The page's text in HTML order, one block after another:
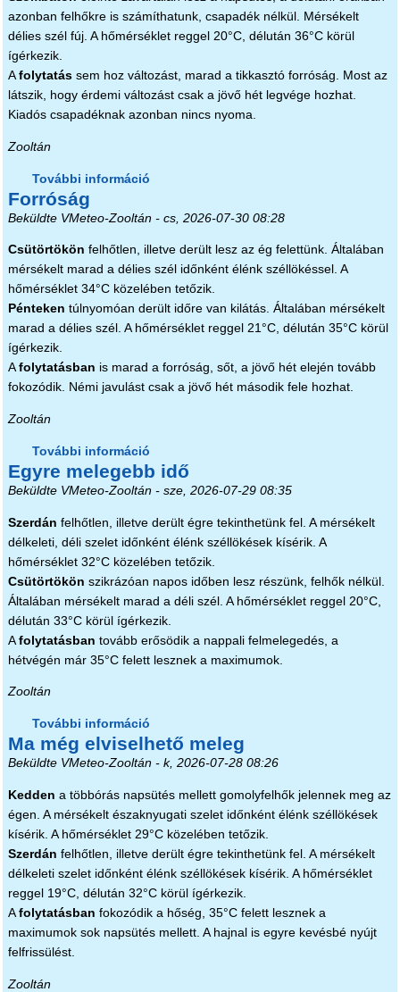
azonban felhőkre is számíthatunk, csapadék nélkül. Mérsékelt
délies szél fúj. A hőmérséklet reggel 20°C, délután 36°C körül
ígérkezik.
Afolytatássem hoz változást, marad a tikkasztó forróság. Most az
látszik, hogy érdemi változást csak a jövő hét legvége hozhat.
Kiadós csapadéknak azonban nincs nyoma.
Zooltán
További információ
Forróság
Beküldte VMeteo-Zooltán- cs, 2026-07-30 08:28
Csütörtökön felhőtlen, illetve derült lesz az ég felettünk. Általában
mérsékelt marad a délies szél időnként élénk széllökéssel. A
hőmérséklet 34°C közelében tetőzik.
Pénteken túlnyomóan derült időre van kilátás. Általában mérsékelt
marad a délies szél. A hőmérséklet reggel 21°C, délután 35°C körül
ígérkezik.
Afolytatásban is marad a forróság, sőt, a jövő hét elején tovább
fokozódik. Némi javulást csak a jövő hét második fele hozhat.
Zooltán
További információ
Egyre melegebb idő
Beküldte VMeteo-Zooltán- sze, 2026-07-29 08:35
Szerdán felhőtlen, illetve derült égre tekinthetünk fel. A mérsékelt
délkeleti, déli szelet időnként élénk széllökések kísérik. A
hőmérséklet 32°C közelében tetőzik.
Csütörtökön szikrázóan napos időben lesz részünk, felhők nélkül.
Általában mérsékelt marad a déli szél. A hőmérséklet reggel 20°C,
délután 33°C körül ígérkezik.
A folytatásban tovább erősödik a nappali felmelegedés, a
hétvégén már 35°C felett lesznek a maximumok.
Zooltán
További információ
kapcsolatosan
Ma még elviselhető meleg
Beküldte VMeteo-Zooltán- k, 2026-07-28 08:26
Kedden a többórás napsütés mellett gomolyfelhők jelennek meg az
égen. A mérsékelt északnyugati szelet időnként élénk széllökések
kísérik. A hőmérséklet 29°C közelében tetőzik.
Szerdán felhőtlen, illetve derült égre tekinthetünk fel. A mérsékelt
délkeleti szelet időnként élénk széllökések kísérik. A hőmérséklet
reggel 19°C, délután 32°C körül ígérkezik.
A folytatásban fokozódik a hőség, 35°C felett lesznek a
maximumok sok napsütés mellett. A hajnal is egyre kevésbé nyújt
felfrissülést.
Zooltán